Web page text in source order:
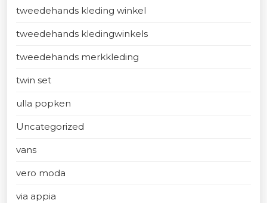
tweedehands kleding winkel
tweedehands kledingwinkels
tweedehands merkkleding
twin set
ulla popken
Uncategorized
vans
vero moda
via appia